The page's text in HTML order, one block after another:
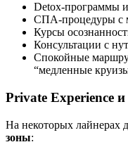
Detox-программы
СПА-процедуры с
Курсы
Консультации с
Спокойные
“медленные
Private Experience
На некоторых лайнерах
зоны: